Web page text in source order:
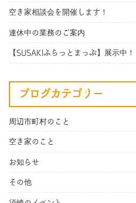
空き家相談会を開催します！
連休中の業務のご案内
【SUSAKIふらっとまっぷ】展示中！
ブログカテゴリー
周辺市町村のこと
空き家のこと
お知らせ
その他